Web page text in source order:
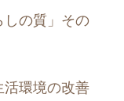
しの質」その
活環境の改善